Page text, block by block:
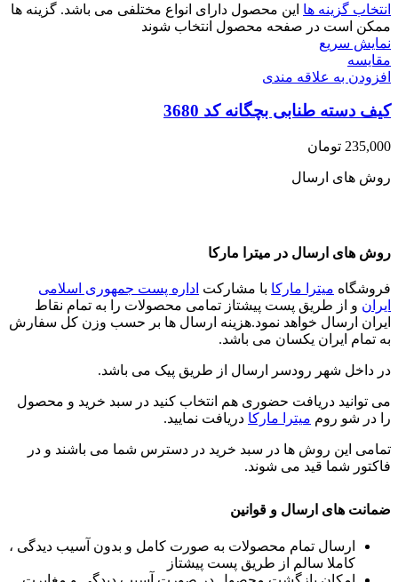
انتخاب گزینه ها این محصول دارای انواع مختلفی می باشد. گزینه ها
ممکن است در صفحه محصول انتخاب شوند
نمایش سریع
مقايسه
افزودن به علاقه مندی
کیف دسته طنابی بچگانه کد 3680
235,000 تومان
روش های ارسال
روش های ارسال در میترا مارکا
فروشگاه میترا مارکا با مشارکت اداره پست جمهوری اسلامی
ایران و از طریق پست پیشتاز تمامی محصولات را به تمام نقاط
ایران ارسال خواهد نمود.هزینه ارسال ها بر حسب وزن کل سفارش
به تمام ایران یکسان می باشد.
در داخل شهر رودسر ارسال از طریق پیک می باشد.
می توانید دریافت حضوری هم انتخاب کنید در سبد خرید و محصول
را در شو روم میترا مارکا دریافت نمایید.
تمامی این روش ها در سبد خرید در دسترس شما می باشند و در
فاکتور شما قید می شوند.
ضمانت های ارسال و قوانین
ارسال تمام محصولات به صورت کامل و بدون آسیب دیدگی ،
کاملا سالم از طریق پست پیشتاز